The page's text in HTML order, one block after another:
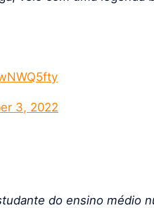
3, 2022
do ensino médio